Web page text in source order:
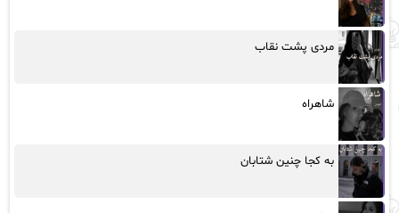
مردی پشت نقاب
شاهراه
به کجا چنین شتابان